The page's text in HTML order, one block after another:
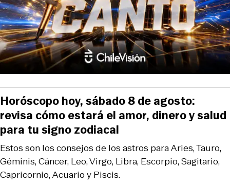
Estos son los consejos de los astros para Aries, Tauro,
Géminis, Cáncer, Leo, Virgo, Libra, Escorpio, Sagitario,
Capricornio, Acuario y Piscis.
Horóscopo hoy, sábado 8 de agosto:
revisa cómo estará el amor, dinero y salud
para tu signo zodiacal